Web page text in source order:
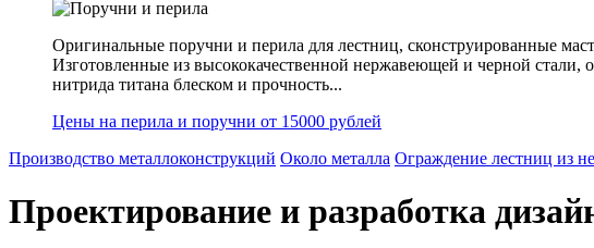
Оригинальные поручни и перила для лестниц, сконструированные
Изготовленные из высококачественной нержавеющей и черной
нитрида титана блеском и прочность...
Цены на перила и поручни от 15000 рублей
Производство металлоконструкций Около металла Ограждение лестниц из
Проектирование и разработка